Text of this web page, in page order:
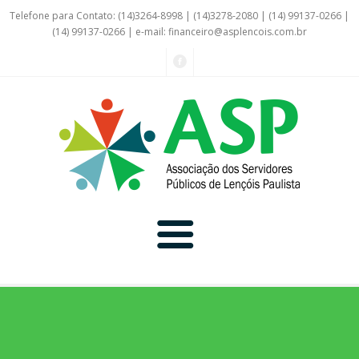
Telefone para Contato: (14)3264-8998 | (14)3278-2080 | (14) 99137-0266 |
(14) 99137-0266 | e-mail: financeiro@asplencois.com.br
Convênio Online